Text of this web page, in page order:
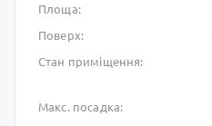
Площа:
Поверх:
Стан приміщення:
Макс. посадка: